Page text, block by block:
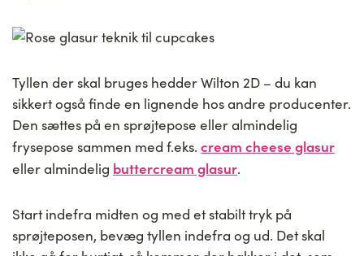
Tyllen der skal bruges hedder Wilton 2D – du kan
sikkert også finde en lignende hos andre producenter.
Den sættes på en sprøjtepose eller almindelig
frysepose sammen med f.eks. cream cheese glasur
eller almindelig buttercream glasur.
Start indefra midten og med et stabilt tryk på
sprøjteposen, bevæg tyllen indefra og ud. Det skal